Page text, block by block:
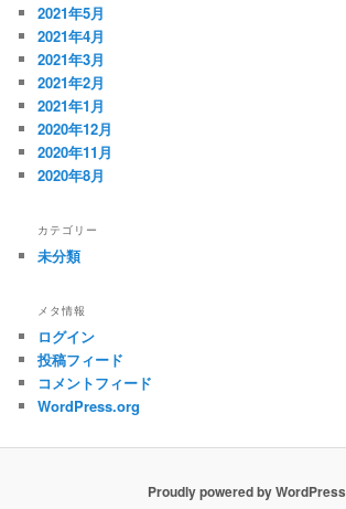
2021年5月
2021年4月
2021年3月
2021年2月
2021年1月
2020年12月
2020年11月
2020年8月
カテゴリー
未分類
メタ情報
ログイン
投稿フィード
コメントフィード
WordPress.org
Proudly powered by WordPress